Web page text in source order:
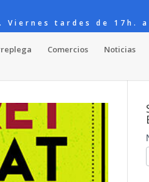
Viernes tardes de 17h.
Comercios Noticias